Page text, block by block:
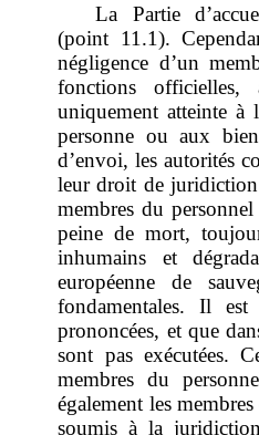
La Partie
(point 11.1).
négligence d’un
fonctions
uniquement atteinte
personne ou aux
d’envoi, les autorités
leur droit de
membres du
peine de mort,
inhumains et
européenne de
fondamentales. Il
prononcées, et que
sont pas exécutées.
membres du
également les
soumis à la